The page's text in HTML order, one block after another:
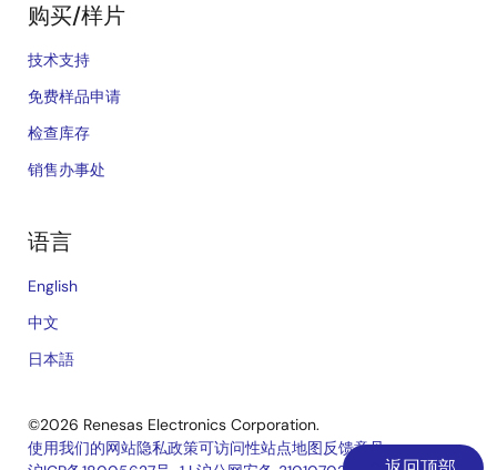
购买/样片
技术支持
免费样品申请
检查库存
销售办事处
语言
English
中文
日本語
©2026 Renesas Electronics Corporation.
使用我们的网站隐私政策可访问性站点地图反馈意见